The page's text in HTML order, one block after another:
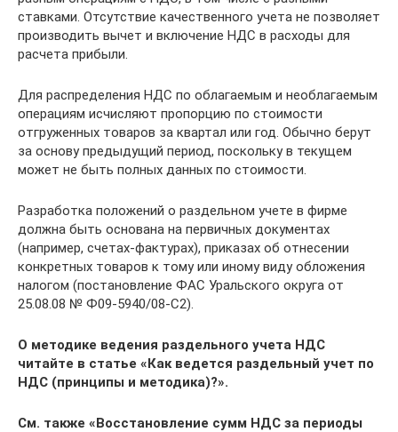
ставками. Отсутствие качественного учета не позволяет
производить вычет и включение НДС в расходы для
расчета прибыли.
Для распределения НДС по облагаемым и необлагаемым
операциям исчисляют пропорцию по стоимости
отгруженных товаров за квартал или год. Обычно берут
за основу предыдущий период, поскольку в текущем
может не быть полных данных по стоимости.
Разработка положений о раздельном учете в фирме
должна быть основана на первичных документах
(например, счетах-фактурах), приказах об отнесении
конкретных товаров к тому или иному виду обложения
налогом (постановление ФАС Уральского округа от
25.08.08 № Ф09-5940/08-С2).
О методике ведения раздельного учета НДС
читайте в статье «Как ведется раздельный учет по
НДС (принципы и методика)?».
См. также «Восстановление сумм НДС за периоды